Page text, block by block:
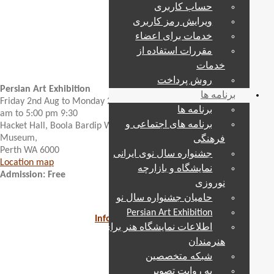
Persian Art Exhibition
Friday 2nd Aug to Monday 2nd Sep 2024
9:30 am to 5:00 pm
Venue: Perth Cultural Centre,
Hacket Hall, Boola Bardip WA
Museum,
Perth WA 6000
Location map
Admission: Free
Info for Participant Artists and Registration
About the Exhibition
حساب کاربری
ویرایش رمز کاربری
خدمات برای اعضاء
مقررات استفاده از
خدمات
روش پرداخت
برنامه ها
برنامه ها
برنامه های اجتماعی و
فرهنگی
جشنواره سال نوی ایرانی
نمایشگاه و بازارچه
نوروزی
حامیان جشنواره سال نو
Persian Art Exhibition
اطلاعات نمایشگاه هنر برای
هنرمندان
شبکه متخصصین
به روایت تصویر